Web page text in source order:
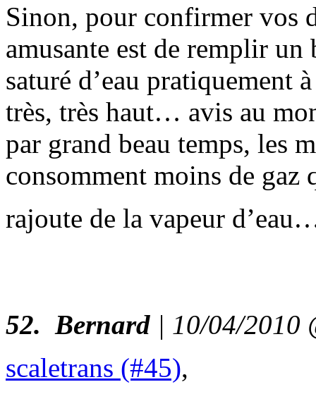
Sinon, pour confirmer vos
amusante est de remplir
saturé d’eau pratiquement
très, très haut… avis au
par grand beau temps, les
consomment moins de gaz
rajoute de la vapeur
52. Bernard | 10/04/2010
scaletrans (#45),